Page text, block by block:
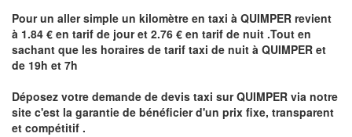
Pour un aller simple un kilomètre en taxi à QUIMPER revient
à 1.84 € en tarif de jour et 2.76 € en tarif de nuit .Tout en
sachant que les horaires de tarif taxi de nuit à QUIMPER et
de 19h et 7h
Déposez votre demande de devis taxi surQUIMPER via notre
site c'est la garantie de bénéficier d'un prix fixe, transparent
et compétitif .